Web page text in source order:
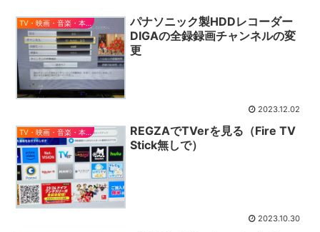
パナソニック製HDDレコーダー
DIGAの全録録画チャンネルの変
更
2023.12.02
REGZAでTVerを見る（Fire TV
Stick無しで）
2023.10.30